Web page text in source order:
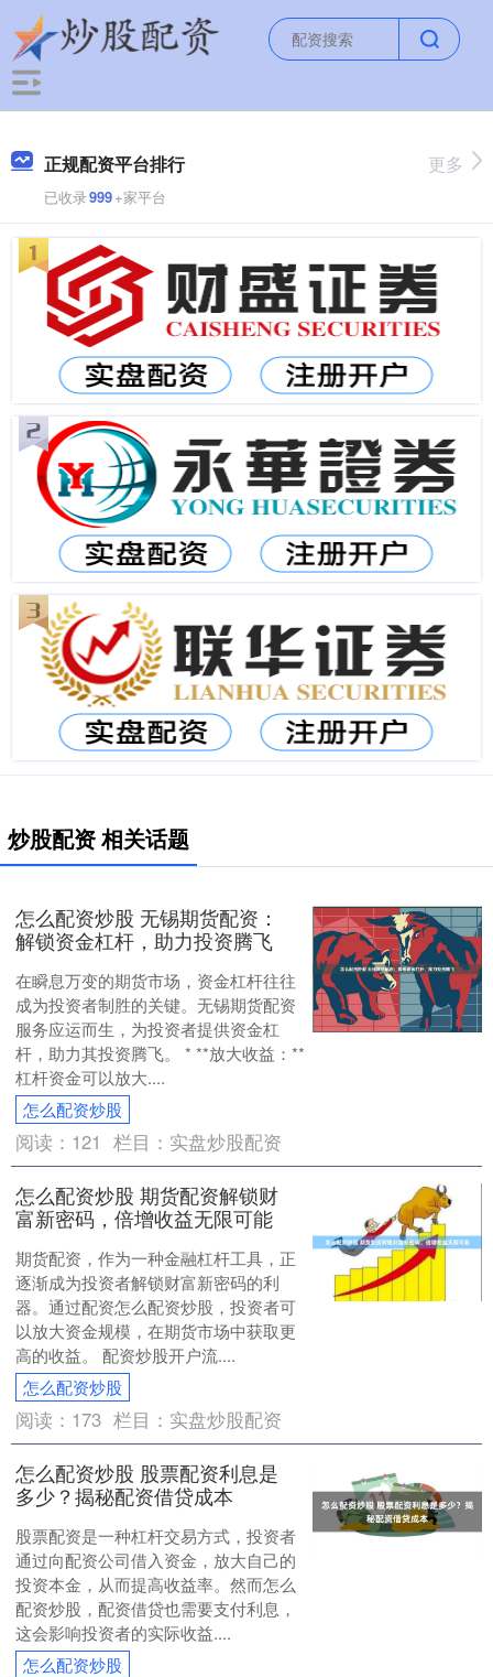
正规配资平台排行
已收录999+家平台
更多
炒股配资 相关话题
怎么配资炒股 无锡期货配资：
解锁资金杠杆，助力投资腾飞
在瞬息万变的期货市场，资金杠杆往往
成为投资者制胜的关键。无锡期货配资
服务应运而生，为投资者提供资金杠
杆，助力其投资腾飞。 * **放大收益：**
杠杆资金可以放大....
怎么配资炒股
阅读： 121 栏目： 实盘炒股配资
怎么配资炒股 期货配资解锁财
富新密码，倍增收益无限可能
期货配资，作为一种金融杠杆工具，正
逐渐成为投资者解锁财富新密码的利
器。通过配资怎么配资炒股，投资者可
以放大资金规模，在期货市场中获取更
高的收益。 配资炒股开户流....
怎么配资炒股
阅读： 173 栏目： 实盘炒股配资
怎么配资炒股 股票配资利息是
多少？揭秘配资借贷成本
股票配资是一种杠杆交易方式，投资者
通过向配资公司借入资金，放大自己的
投资本金，从而提高收益率。然而怎么
配资炒股，配资借贷也需要支付利息，
这会影响投资者的实际收益....
怎么配资炒股